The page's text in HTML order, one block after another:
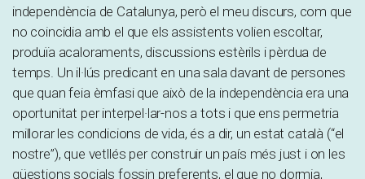
independència de Catalunya, però el meu discurs, com que
no coincidia amb el que els assistents volien escoltar,
produïa acaloraments, discussions estèrils i pèrdua de
temps. Un il·lús predicant en una sala davant de persones
que quan feia èmfasi que això de la independència era una
oportunitat per interpel·lar-nos a tots i que ens permetria
millorar les condicions de vida, és a dir, un estat català (“el
nostre”), que vetllés per construir un país més just i on les
qüestions socials fossin preferents, el que no dormia,